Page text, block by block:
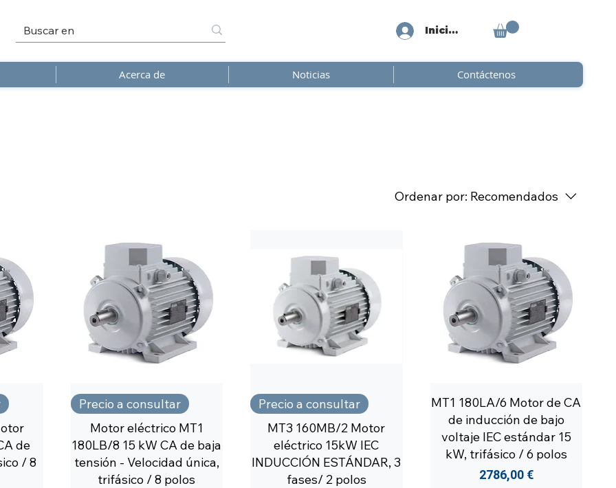
Iniciar sesión
Acerca de Noticias Contáctenos
Ordenar por: Recomendados
de
/ 8
Precio a consultar
Motor eléctrico MT1
180LB/8 15 kW CA de baja
tensión - Velocidad única,
trifásico / 8 polos
Precio a consultar
MT3 160MB/2 Motor
eléctrico 15kW IEC
INDUCCIÓN ESTÁNDAR, 3
fases/ 2 polos
MT1 180LA/6 Motor de CA
de inducción de bajo
voltaje IEC estándar 15
kW, trifásico / 6 polos
Precio
2786,00 €